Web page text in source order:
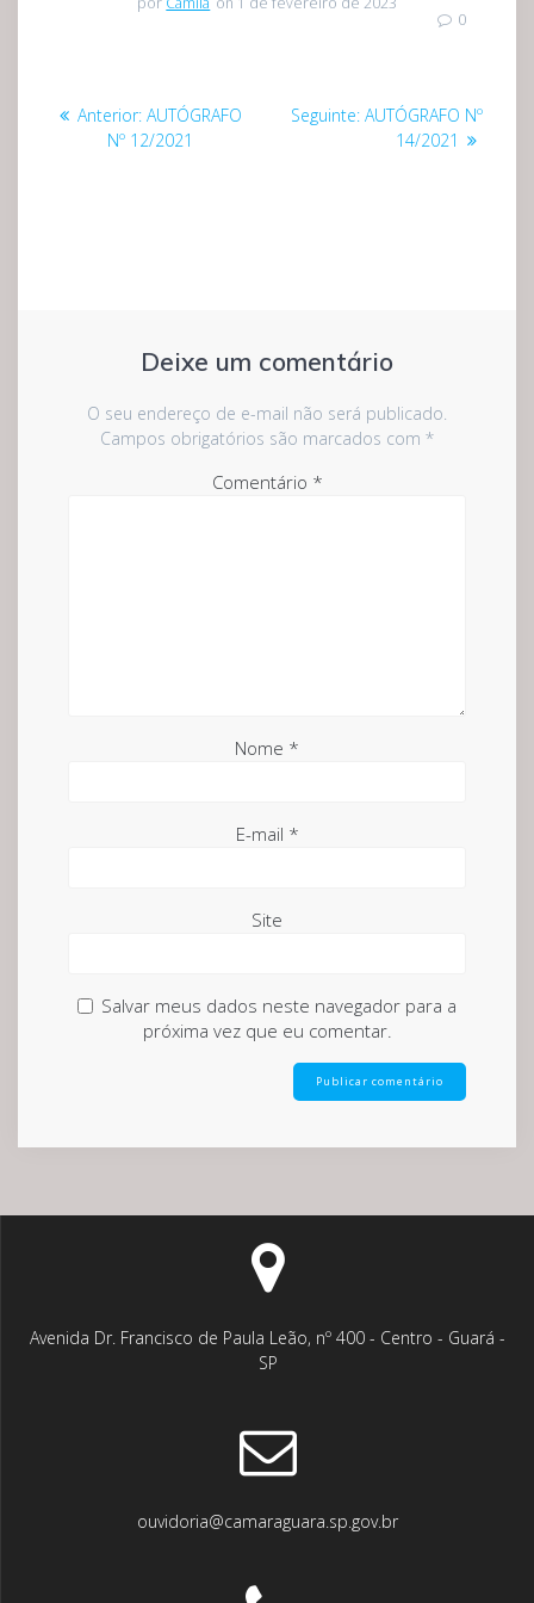
0
Navegação
Anterior: Post
anterior:
AUTÓGRAFO
Nº 12/2021
Seguinte: Post
seguinte:
AUTÓGRAFO Nº
14/2021
Deixe um comentário
O seu endereço de e-mail não será publicado.
Campos obrigatórios são marcados com *
Comentário *
Nome *
E-mail *
Site
Salvar meus dados neste navegador para a
próxima vez que eu comentar.
Avenida Dr. Francisco de Paula Leão, nº 400 - Centro - Guará -
SP
ouvidoria@camaraguara.sp.gov.br